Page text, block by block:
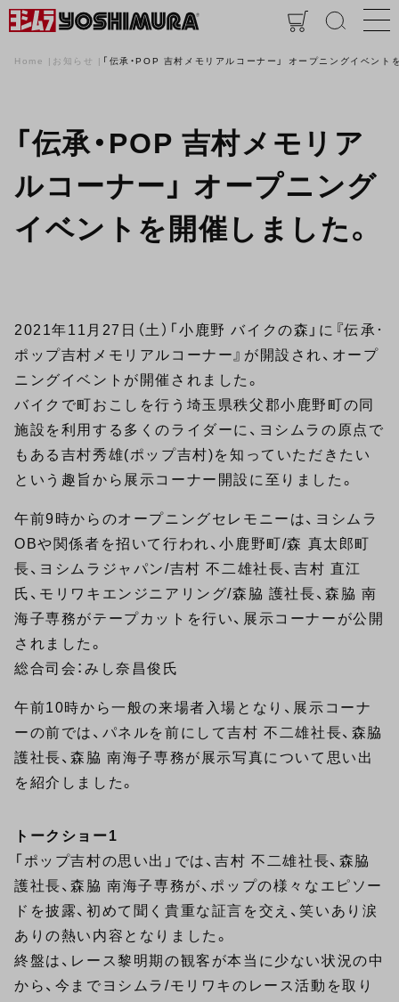
Home お知らせ 「伝承・POP 吉村メモリアルコーナー」 オープニングイベント
「伝承・POP 吉村メモリア
ルコーナー」 オープニング
イベントを開催しました。
2021年11月27日（土）「小鹿野 バイクの森」に『伝承･
ポップ吉村メモリアルコーナー』が開設され、オープ
ニングイベントが開催されました。
バイクで町おこしを行う埼玉県秩父郡小鹿野町の同
施設を利用する多くのライダーに、ヨシムラの原点で
もある吉村秀雄(ポップ吉村)を知っていただきたい
という趣旨から展示コーナー開設に至りました。
午前9時からのオープニングセレモニーは、ヨシムラ
OBや関係者を招いて行われ、小鹿野町/森 真太郎町
長、ヨシムラジャパン/吉村 不二雄社長、吉村 直江
氏、モリワキエンジニアリング/森脇 護社長、森脇 南
海子専務がテープカットを行い、展示コーナーが公開
されました。
総合司会：みし奈昌俊氏
午前10時から一般の来場者入場となり、展示コーナ
ーの前では、パネルを前にして吉村 不二雄社長、森脇
護社長、森脇 南海子専務が展示写真について思い出
を紹介しました。
トークショー1
「ポップ吉村の思い出」では、吉村 不二雄社長、森脇
護社長、森脇 南海子専務が、ポップの様々なエピソー
ドを披露、初めて聞く貴重な証言を交え、笑いあり涙
ありの熱い内容となりました。
終盤は、レース黎明期の観客が本当に少ない状況の中
から、今までヨシムラ/モリワキのレース活動を取り